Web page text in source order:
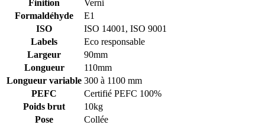
Finition
Verni
Formaldéhyde
E1
ISO
ISO 14001, ISO 9001
Labels
Eco responsable
Largeur
90mm
Longueur
110mm
Longueur variable 300 à 1100 mm
PEFC
Certifié PEFC 100%
Poids brut
10kg
Pose
Collée